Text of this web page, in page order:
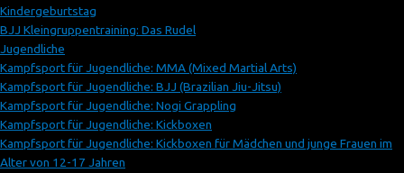
Kindergeburtstag
BJJ Kleingruppentraining: Das Rudel
Jugendliche
Kampfsport für Jugendliche: MMA (Mixed Martial Arts)
Kampfsport für Jugendliche: BJJ (Brazilian Jiu-Jitsu)
Kampfsport für Jugendliche: Nogi Grappling
Kampfsport für Jugendliche: Kickboxen
Kampfsport für Jugendliche: Kickboxen für Mädchen und junge Frauen im
Alter von 12-17 Jahren